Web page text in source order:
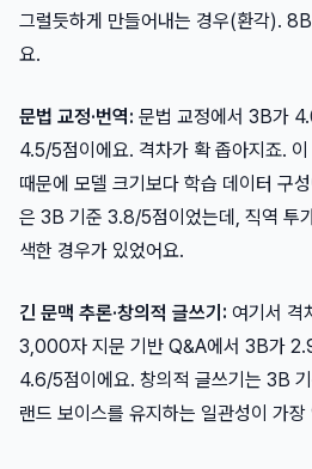
그럴듯하게 만들어내는 경우(환각).
요.
문법 교정·번역: 문법 교정에서 3B가
4.5/5점이에요. 격차가 확 좁아지죠.
때문에 모델 크기보다 학습 데이터 구
은 3B 기준 3.8/5점이었는데, 직역 투
색한 경우가 있었어요.
긴 문맥 추론·창의적 글쓰기: 여기서 격
3,000자 지문 기반 Q&A에서 3B가
4.6/5점이에요. 창의적 글쓰기는 3B
랜드 보이스를 유지하는 일관성이 가